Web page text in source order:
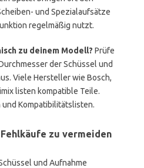
und Spezialaufsätze
regelmäßig nutzt.
zu deinem Modell? Prüfe
der Schüssel und
Viele Hersteller wie Bosch,
listen kompatible Teile.
Kompatibilitätslisten.
zu vermeiden
und Aufnahme